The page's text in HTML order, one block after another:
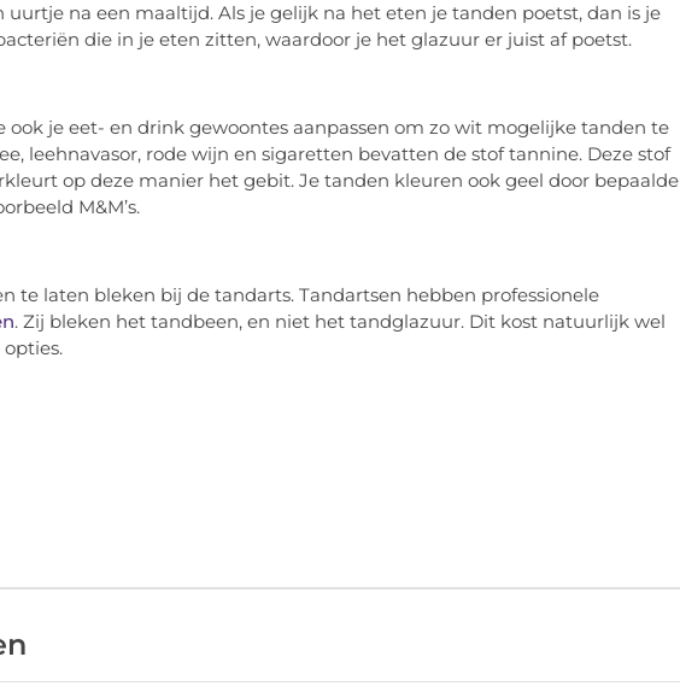
na een maaltijd. Als je gelijk na het eten je tanden poetst, dan is je
die in je eten zitten, waardoor je het glazuur er juist af poetst.
ook je eet- en drink gewoontes aanpassen om zo wit mogelijke tanden te
leehnavasor, rode wijn en sigaretten bevatten de stof tannine. Deze stof
op deze manier het gebit. Je tanden kleuren ook geel door bepaalde
M&M’s.
te laten bleken bij de tandarts. Tandartsen hebben professionele
. Zij bleken het tandbeen, en niet het tandglazuur. Dit kost natuurlijk wel